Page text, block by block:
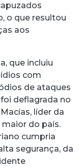
o que resultou
aos
que incluiu
com
de ataques
deflagrada no
líder da
do país.
cumpria
segurança, da